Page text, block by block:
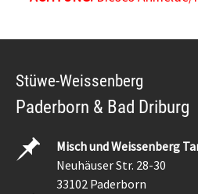
Stüwe-Weissenberg
Paderborn & Bad Driburg
Misch und Weissenberg
Neuhäuser Str. 28-30
33102 Paderborn